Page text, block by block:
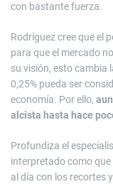
con bastante fuerza.
Rodríguez cree que el
para que el mercado
su visión, esto cambia
0,25% pueda ser
economía. Por ello,
alcista hasta hace
Profundiza el
interpretado como
al día con los recortes